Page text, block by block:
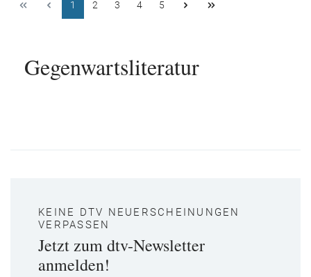
1 2 3 4 5
Gegenwartsliteratur
KEINE DTV NEUERSCHEINUNGEN
VERPASSEN
Jetzt zum dtv-Newsletter
anmelden!